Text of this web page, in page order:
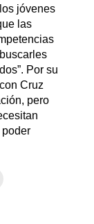
jóvenes
las
Por su
Cruz
pero